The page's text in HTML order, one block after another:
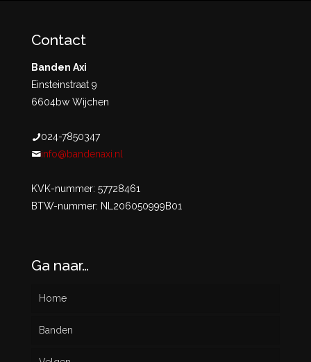
Contact
Banden Axi
Einsteinstraat 9
6604bw Wijchen
024-7850347
info@bandenaxi.nl
KVK-nummer: 57728461
BTW-nummer: NL206050999B01
Ga naar…
Home
Banden